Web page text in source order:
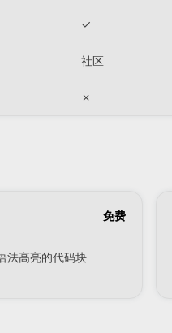
✓
社区
✗
免费
法高亮的代码块